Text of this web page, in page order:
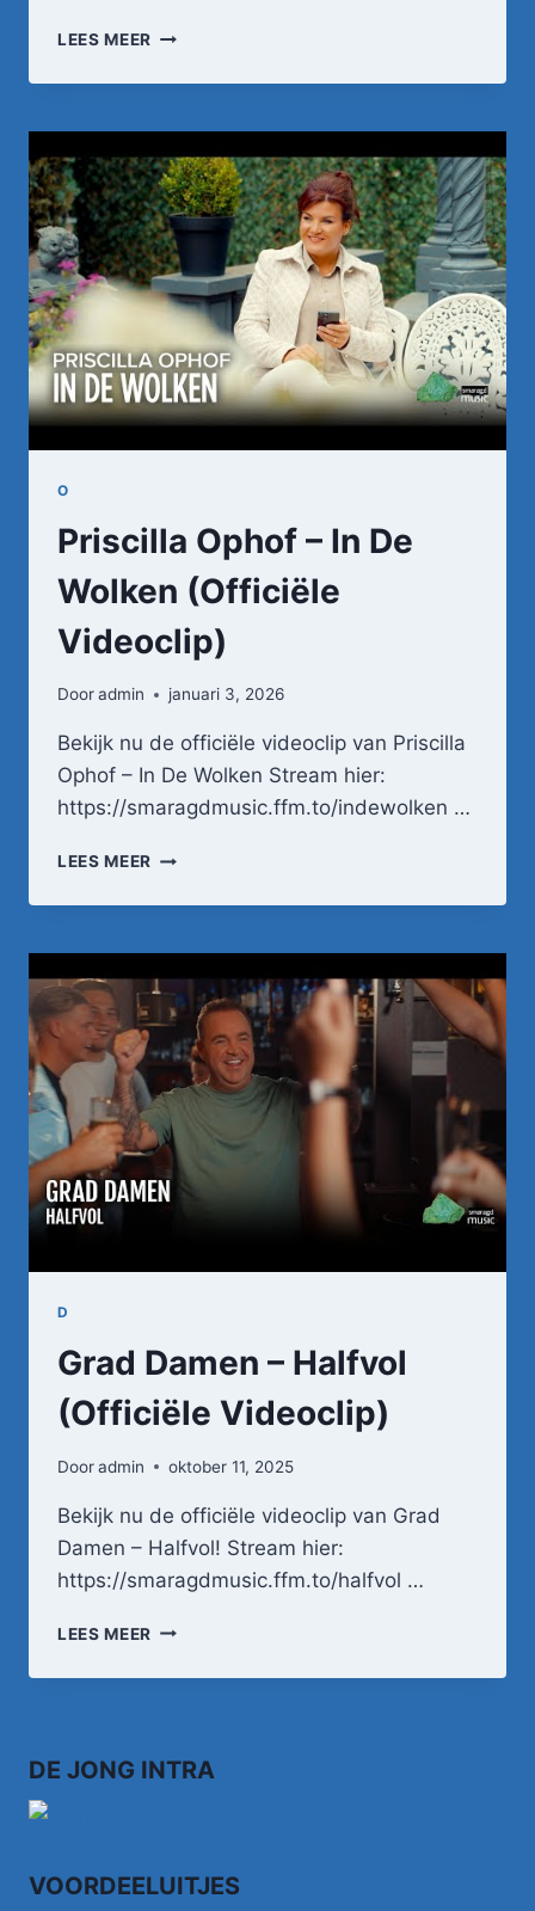
LEES MEER PRISCILLA
–
(OFFICIËLE
VIDEOCLIP)
O
Priscilla Ophof – In De
Wolken (Officiële
Videoclip)
Dooradmin januari 3, 2026
Bekijk nu de officiële videoclip van Priscilla
Ophof – In De Wolken Stream hier:
https://smaragdmusic.ffm.to/indewolken …
LEES MEER PRISCILLA
–
DE
WOLKEN
(OFFICIËLE
VIDEOCLIP)
D
Grad Damen – Halfvol
(Officiële Videoclip)
Dooradmin oktober 11, 2025
Bekijk nu de officiële videoclip van Grad
Damen – Halfvol! Stream hier:
https://smaragdmusic.ffm.to/halfvol …
LEES MEER GRAD
–
DE JONG INTRA
VOORDEELUITJES